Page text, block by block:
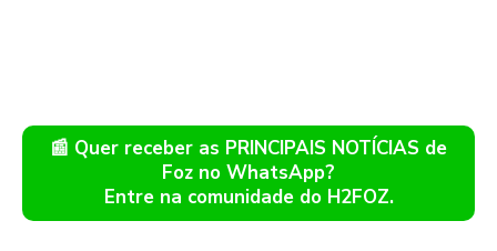
📰 Quer receber as PRINCIPAIS NOTÍCIAS de
Foz no WhatsApp?
Entre na comunidade do H2FOZ.